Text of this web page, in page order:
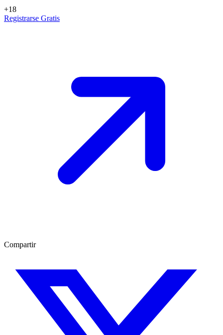
+18
Registrarse Gratis
Compartir